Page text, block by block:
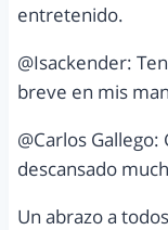
entretenido.
@Isackender:
breve en mis
@Carlos
descansado
Un abrazo a